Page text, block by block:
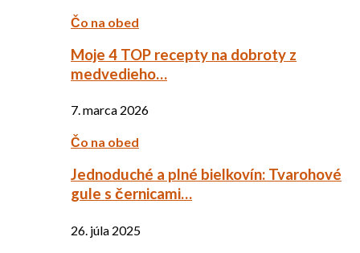
Čo na obed
Moje 4 TOP recepty na dobroty z
medvedieho…
7. marca 2026
Čo na obed
Jednoduché a plné bielkovín: Tvarohové
gule s černicami…
26. júla 2025